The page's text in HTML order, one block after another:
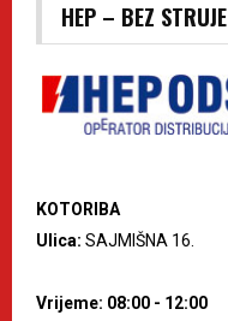
HEP – BEZ STRUJE
KOTORIBA
Ulica: SAJMIŠNA 16.
Vrijeme: 08:00 - 12:00